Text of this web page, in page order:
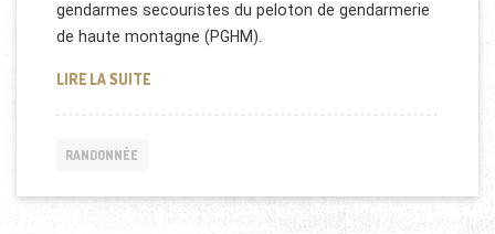
gendarmes secouristes du peloton de gendarmerie
de haute montagne (PGHM).
LIRE LA SUITELE CORPS D’UN POLONAIS RETROUVÉ AU MONT
RANDONNÉE